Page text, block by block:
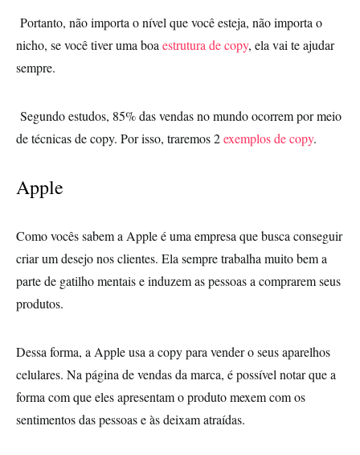
Portanto, não importa o nível que você esteja, não importa o
nicho, se você tiver uma boa estrutura de copy, ela vai te ajudar
sempre.
Segundo estudos, 85% das vendas no mundo ocorrem por meio
de técnicas de copy. Por isso, traremos 2exemplos de copy.
Apple
Como vocês sabem a Apple é uma empresa que busca conseguir
criar um desejo nos clientes. Ela sempre trabalha muito bem a
parte de gatilho mentais e induzem as pessoas a comprarem seus
produtos.
Dessa forma, a Apple usa a copy para vender o seus aparelhos
celulares. Na página de vendas da marca, é possível notar que a
forma com que eles apresentam o produto mexem com os
sentimentos das pessoas e às deixam atraídas.